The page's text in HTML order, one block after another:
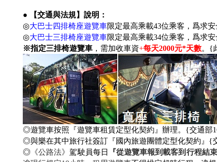
● 【交通與法規】說明：
◎大巴士四排椅座遊覽車限定最高乘載43位乘客 ，爲求
◎大巴士三排椅座遊覽車限定最高乘載34位乘客 ，爲求
※指定三排椅遊覽車 ，需加收車資+每天2000元*天數。{
◎遊覽車按照『遊覽車租賃定型化契約』辦理。{交通部
◎與樂在其中旅行社簽訂『國內旅遊團體定型化契約』{
◎ 《公路法》駕駛員每日
『從遊覽車報到載客到行程結束